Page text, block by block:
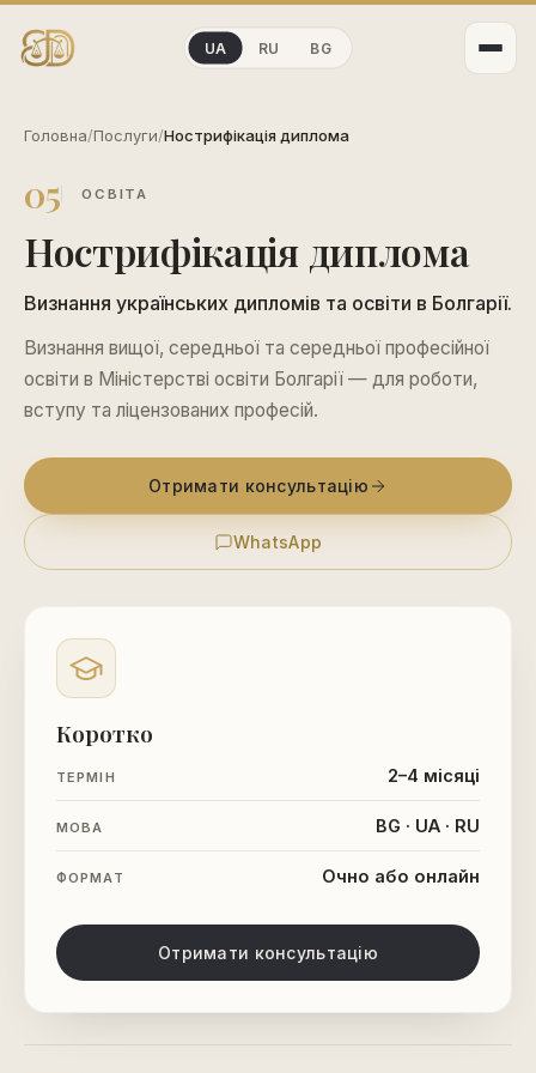
UA RU BG
Головна/Послуги/Нострифікація диплома
05 ОСВІТА
Нострифікація диплома
Визнання українських дипломів та освіти в Болгарії.
Визнання вищої, середньої та середньої професійної
освіти в Міністерстві освіти Болгарії — для роботи,
вступу та ліцензованих професій.
Отримати консультацію
WhatsApp
Коротко
ТЕРМІН 2–4 місяці
МОВА BG · UA · RU
ФОРМАТ Очно або онлайн
Отримати консультацію